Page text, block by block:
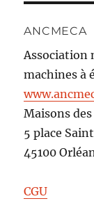
ANCMECA
Association
machines à
Maisons
5 place
45100
CGU